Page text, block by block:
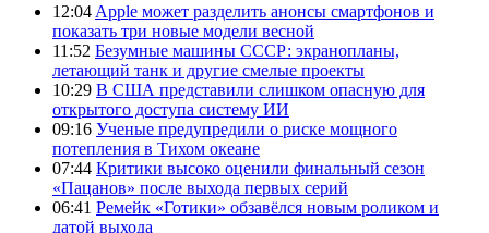
12:04 Apple может разделить анонсы смартфонов и
показать три новые модели весной
11:52 Безумные машины СССР: экранопланы,
летающий танк и другие смелые проекты
10:29 В США представили слишком опасную для
открытого доступа систему ИИ
09:16 Ученые предупредили о риске мощного
потепления в Тихом океане
07:44 Критики высоко оценили финальный сезон
«Пацанов» после выхода первых серий
06:41 Ремейк «Готики» обзавёлся новым роликом и
датой выхода